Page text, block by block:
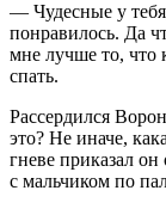
— Чудесные у
понравилось. Да
мне лучше то, что
спать.
Рассердился
это? Не иначе,
гневе приказал
с мальчиком по